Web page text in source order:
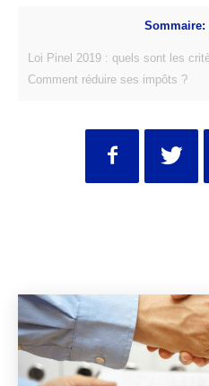
Sommaire:
Loi Pinel 2019 : quels sont les
Comment réduire ses impôts ?